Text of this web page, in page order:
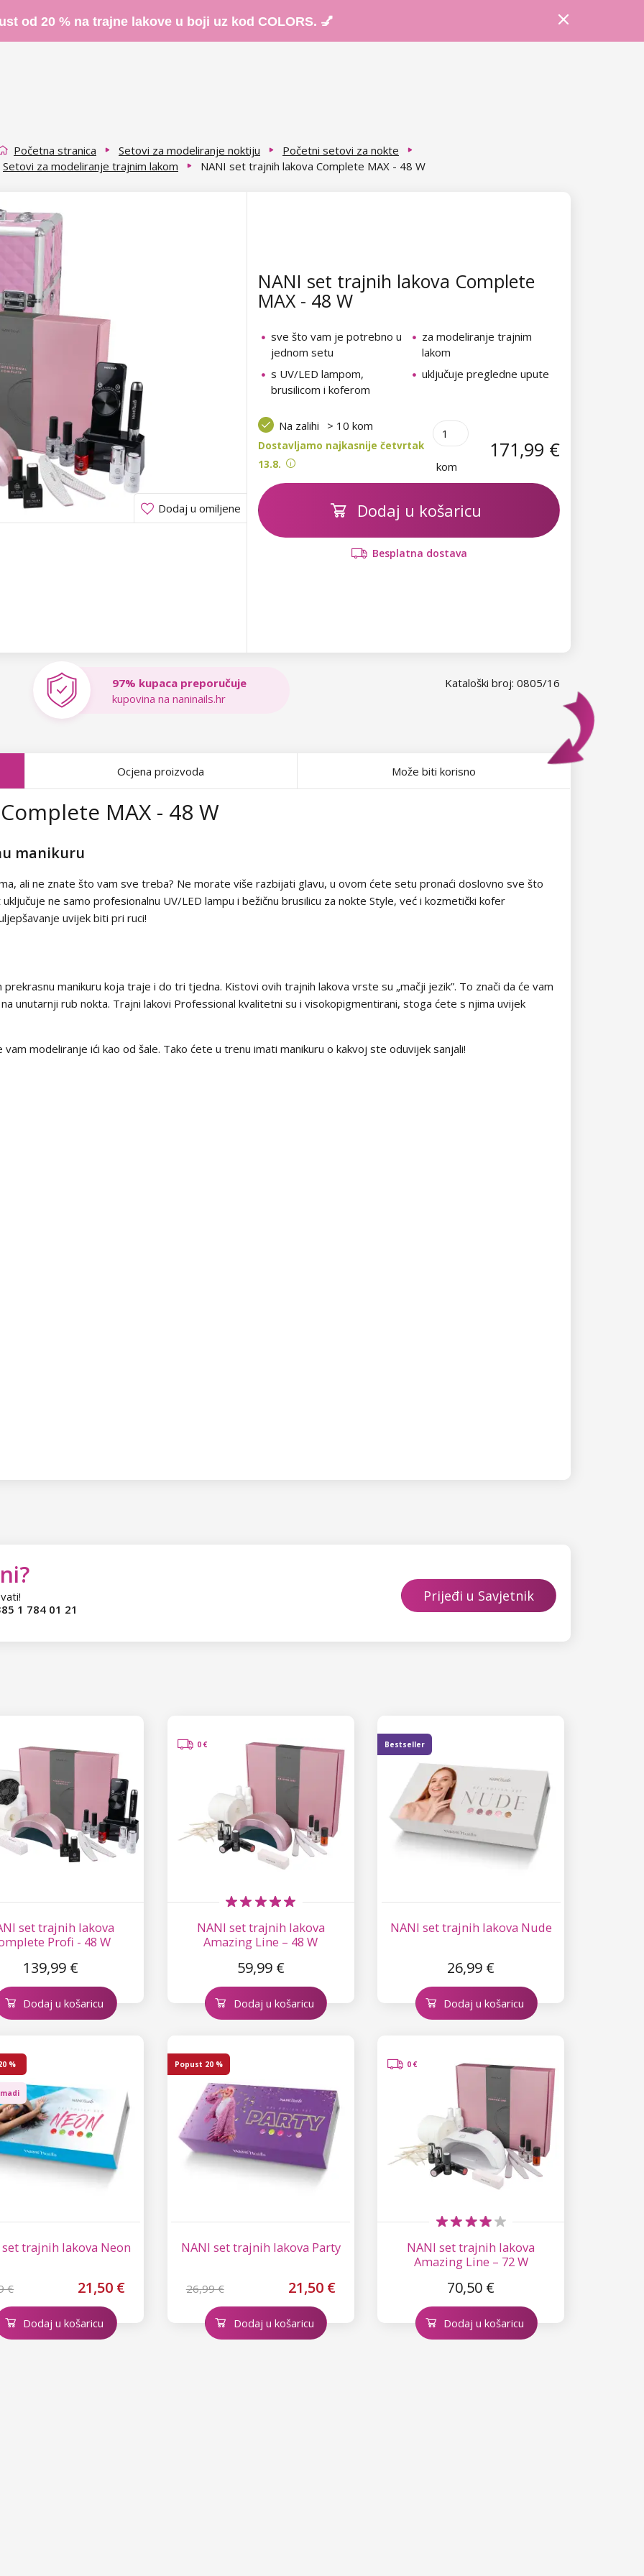
od 20 % na trajne lakove u boji uz kod COLORS. 💅
Početna stranica Setovi za modeliranje noktiju
Početni setovi za nokte
Setovi za modeliranje trajnim lakom
NANI set trajnih lakova Complete MAX - 48 W
Dodaj u omiljene
NANI set trajnih lakova Complete
MAX - 48 W
sve što vam je potrebno u
jednom setu
za modeliranje trajnim
lakom
s UV/LED lampom,
brusilicom i koferom
uključuje pregledne upute
Na zalihi > 10 kom
Dostavljamo najkasnije četvrtak
13.8.
kom
171,99 €
Dodaj u košaricu
Besplatna dostava
Kataloški broj: 0805/16
97% kupaca preporučuje
kupovina na naninails.hr
MAX - 48 W
manikuru
ali ne znate što vam sve treba? Ne morate više razbijati glavu, u ovom ćete setu pronaći doslovno sve što
ne samo profesionalnu UV/LED lampu i bežičnu brusilicu za nokte Style, već i kozmetički kofer
uvijek biti pri ruci!
manikuru koja traje i do tri tjedna. Kistovi ovih trajnih lakova vrste su „mačji jezik”. To znači da će vam
unutarnji rub nokta. Trajni lakovi Professional kvalitetni su i visokopigmentirani, stoga ćete s njima uvijek
modeliranje ići kao od šale. Tako ćete u trenu imati manikuru o kakvoj ste oduvijek sanjali!
Ocjena proizvoda Može biti korisno
1 784 01 21
Prijeđi u Savjetnik
set trajnih lakova
Profi - 48 W
139,99 €
Dodaj u košaricu
NANI set trajnih lakova
Amazing Line – 48 W
59,99 €
0 €
Dodaj u košaricu
NANI set trajnih lakova Nude
26,99 €
Bestseller
Dodaj u košaricu
set trajnih lakova Neon
€ 21,50 €
%
Dodaj u košaricu
NANI set trajnih lakova Party
26,99 € 21,50 €
Popust 20 %
Dodaj u košaricu
NANI set trajnih lakova
Amazing Line – 72 W
70,50 €
0 €
Dodaj u košaricu